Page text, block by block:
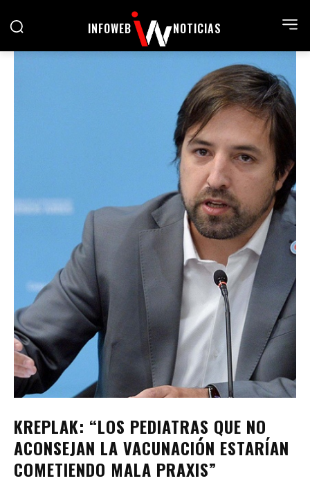
INFOWEB NOTICIAS
KREPLAK: “LOS PEDIATRAS QUE NO
ACONSEJAN LA VACUNACIÓN ESTARÍAN
COMETIENDO MALA PRAXIS”